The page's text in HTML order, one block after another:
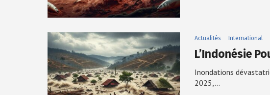
Actualités International
L’Indonésie
Inondations
2025,…